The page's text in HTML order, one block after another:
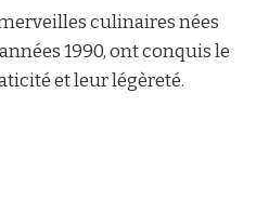
culinaires nées
1990, ont conquis le
et leur légèreté.